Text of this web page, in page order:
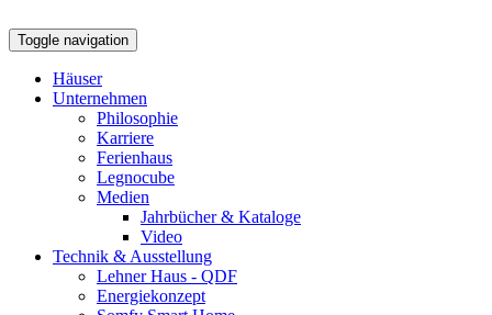
Toggle navigation
Häuser
Unternehmen
Philosophie
Karriere
Ferienhaus
Legnocube
Medien
Jahrbücher & Kataloge
Video
Technik & Ausstellung
Lehner Haus - QDF
Energiekonzept